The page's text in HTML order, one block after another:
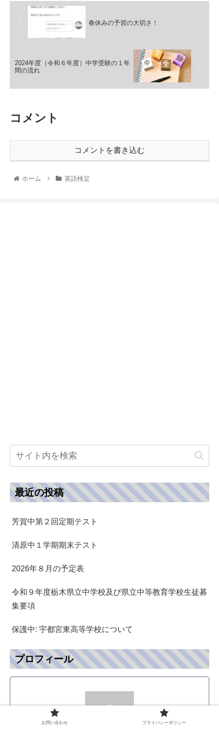
春休みの予習の大切さ！
2024年度（令和６年度）中学受験の１年
間の流れ
コメント
コメントを書き込む
ホーム 英語検定
最近の投稿
芳賀中第２回定期テスト
清原中１学期期末テスト
2026年８月の予定表
令和９年度栃木県立中学校及び県立中等教育学校生徒募
集要項
保護中: 宇都宮東高等学校について
プロフィール
お問い合わせ プライバシーポリシー